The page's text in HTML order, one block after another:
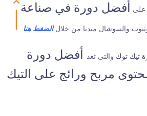
على
أفضل دورة في صناعة
والسوشال ميديا من خلال الضغط هنا
تيك توك والتي تعد
أفضل دورة
مربح ورائج على التيك